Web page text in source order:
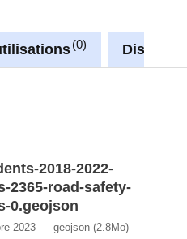
0
2018-2022-
2365-road-safety-
0.geojson
2023 geojson (2.8Mo)